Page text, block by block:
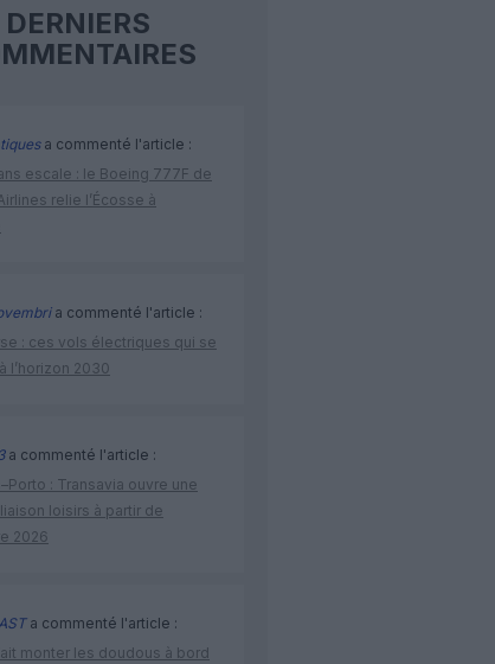
DERNIERS
a commenté l'article :
escale : le Boeing 777F de
relie l’Écosse à
a commenté l'article :
: ces vols électriques qui se
l’horizon 2030
a commenté l'article :
: Transavia ouvre une
loisirs à partir de
2026
a commenté l'article :
monter les doudous à bord